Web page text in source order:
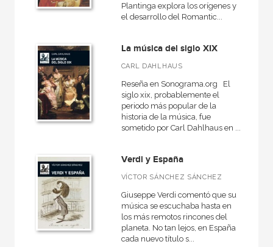
Plantinga explora los orígenes y
el desarrollo del Romantic...
La música del siglo XIX
CARL DAHLHAUS
Reseña en Sonograma.org El
siglo xix, probablemente el
periodo más popular de la
historia de la música, fue
sometido por Carl Dahlhaus en ...
Verdi y España
VÍCTOR SÁNCHEZ SÁNCHEZ
Giuseppe Verdi comentó que su
música se escuchaba hasta en
los más remotos rincones del
planeta. No tan lejos, en España
cada nuevo título s...